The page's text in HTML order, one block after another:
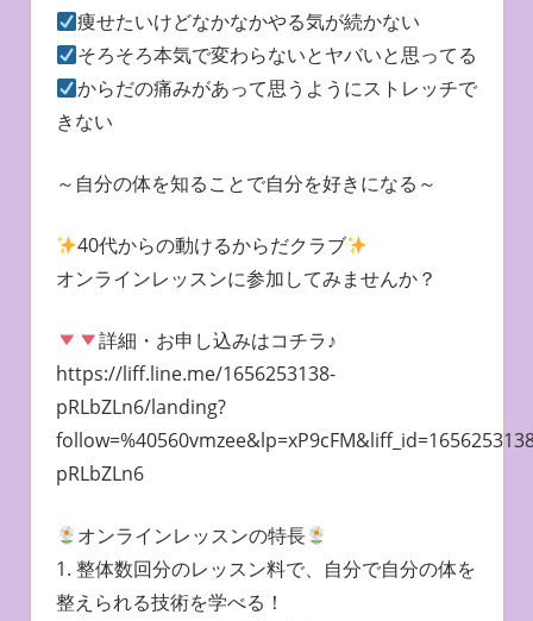
痩せたいけどなかなかやる気が続かない
そろそろ本気で変わらないとヤバいと思ってる
からだの痛みがあって思うようにストレッチで
きない
～自分の体を知ることで自分を好きになる～
40代からの動けるからだクラブ
オンラインレッスンに参加してみませんか？
詳細・お申し込みはコチラ♪
https://liff.line.me/1656253138-
pRLbZLn6/landing?
pRLbZLn6
オンラインレッスンの特長
1. 整体数回分のレッスン料で、自分で自分の体を
整えられる技術を学べる！